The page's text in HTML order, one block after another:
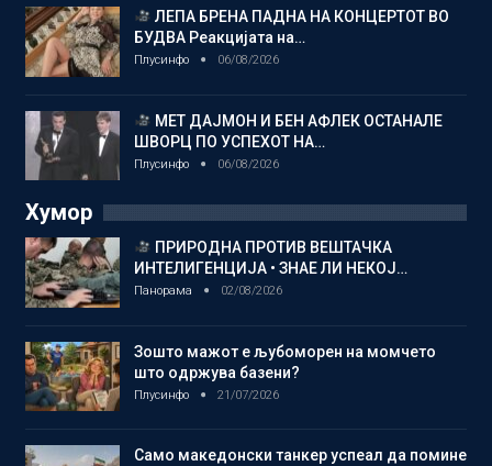
ЛЕПА БРЕНА ПАДНА НА КОНЦЕРТОТ ВО
БУДВА Реакцијата на…
Плусинфо 06/08/2026
МЕТ ДАЈМОН И БЕН АФЛЕК ОСТАНАЛЕ
ШВОРЦ ПО УСПЕХОТ НА…
Плусинфо 06/08/2026
Хумор
ПРИРОДНА ПРОТИВ ВЕШТАЧКА
ИНТЕЛИГЕНЦИЈА • ЗНАЕ ЛИ НЕКОЈ…
Панорама 02/08/2026
Зошто мажот е љубоморен на момчето
што одржува базени?
Плусинфо 21/07/2026
Само македонски танкер успеал да помине